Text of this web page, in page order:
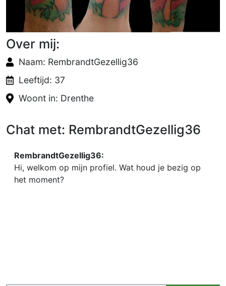
Over mij:
Naam: RembrandtGezellig36
Leeftijd: 37
Woont in: Drenthe
Chat met: RembrandtGezellig36
RembrandtGezellig36:
Hi, welkom op mijn profiel. Wat houd je bezig op
het moment?